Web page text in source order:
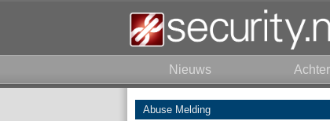
Nieuws
Abuse Melding